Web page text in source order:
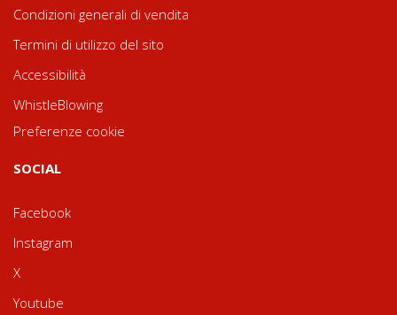
Condizioni generali di vendita
Termini di utilizzo del sito
Accessibilità
WhistleBlowing
Preferenze cookie
SOCIAL
Facebook
Instagram
X
Youtube